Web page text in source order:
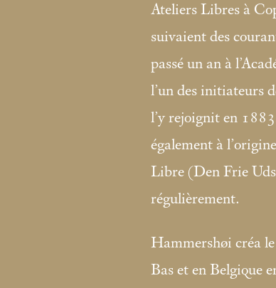
Ateliers Libres à
suivaient des
passé un an à
l’un des initiateurs
l’y rejoignit en
également à
Libre (Den Frie
régulièrement.
Hammershøi créa le
Bas et en Belgique